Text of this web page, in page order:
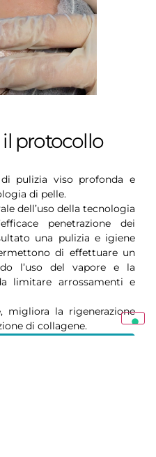
il protocollo
pulizia viso profonda e
di pelle.
dell’uso della tecnologia
penetrazione dei
una pulizia e igiene
di effettuare un
l’uso del vapore e la
limitare arrossamenti e
migliora la rigenerazione
di collagene.